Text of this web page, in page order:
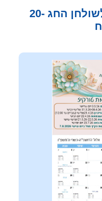
ראנרים מודפסים לשולחן החג 20-